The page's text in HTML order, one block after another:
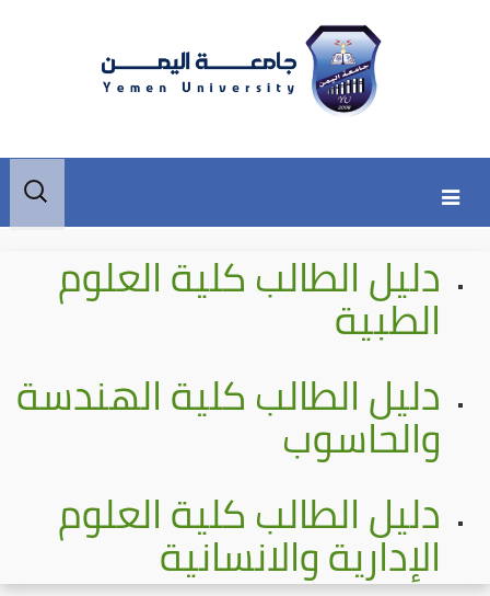
content
secondary
البحث
عن:
دليل الطالب كلية العلوم
الطبية
دليل الطالب كلية الهندسة
والحاسوب
دليل الطالب كلية العلوم
الإدارية والانسانية